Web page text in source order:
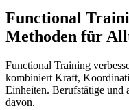
Functional
Methoden für
Functional Training
kombiniert Kraft,
Einheiten. Berufstätige und
davon.